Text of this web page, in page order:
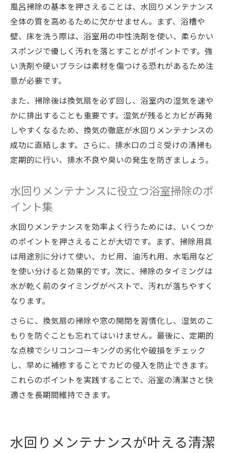
浴室掃除のコツで天井や床まで清潔感を保
つ方法
お風呂掃除やり方のポイントを天井・床別
に解説
天井の水回りメンテナンスがカビ予防に役
床掃除で水回り全体の清潔感をアップする
風呂掃除の基本を押さえることは、水回りメンテナンス
全体の質を高めるために欠かせません。まず、浴槽や
壁、床を洗う際は、浴室用の中性洗剤を使い、柔らかい
スポンジで優しく汚れを落とすことがポイントです。強
い洗剤や硬いブラシは素材を傷つける恐れがあるため注
意が必要です。
また、掃除後は換気扇を必ず回し、浴室内の湿気を速や
かに排出することも重要です。湿気が残るとカビが再発
しやすくなるため、換気の徹底が水回りメンテナンスの
成功に直結します。さらに、排水口のゴミ受けの清掃も
定期的に行い、排水不良や臭いの発生を防ぎましょう。
水回りメンテナンスに役立つ浴室掃除のポ
イント集
水回りメンテナンスを効率よく行うためには、いくつか
のポイントを押さえることが大切です。まず、掃除用具
は用途別に分けて使い、カビ用、油汚れ用、水垢用など
を使い分けると効果的です。次に、掃除のタイミングは
水が乾く前のタイミングがベストで、汚れが落ちやすく
なります。
さらに、換気扇の掃除や窓の開閉を習慣化し、湿気のこ
もりを防ぐことも忘れてはいけません。最後に、定期的
な点検でシリコンコーキングの劣化や破損をチェック
し、早めに補修することでカビの侵入を防止できます。
これらのポイントを実践することで、浴室の清潔さと快
適さを長期間維持できます。
水回りメンテナンスが叶える清潔